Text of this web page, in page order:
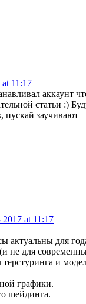
11:17
аккаунт
статьи :)
пускай заучивают
at 11:17
актуальны для
не для
терстуринга и
графики.
шейдинга.